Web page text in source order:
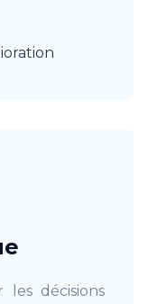
décisions